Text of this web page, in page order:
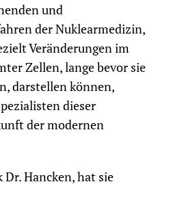
und
der Nuklearmedizin,
Veränderungen im
Zellen, lange bevor sie
darstellen können,
dieser
der modernen
Hancken, hat sie